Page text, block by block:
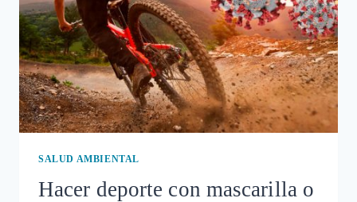
SALUD AMBIENTAL
Hacer deporte con mascarilla o